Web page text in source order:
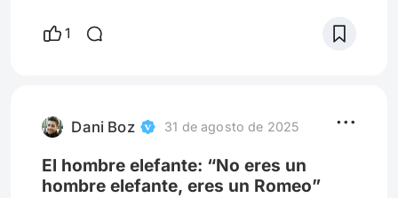
1
Dani Boz 31 de agosto de 2025
El hombre elefante: “No eres un
hombre elefante, eres un Romeo”